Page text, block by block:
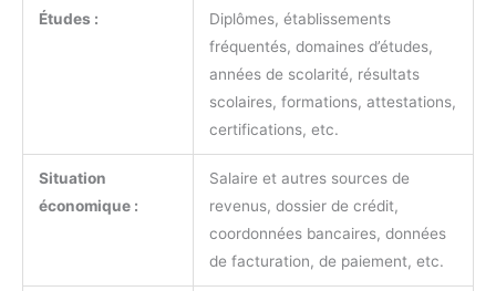
Études :
Diplômes, établissements
fréquentés, domaines d’études,
années de scolarité, résultats
scolaires, formations, attestations,
certifications, etc.
Situation
économique :
Salaire et autres sources de
revenus, dossier de crédit,
coordonnées bancaires, données
de facturation, de paiement, etc.